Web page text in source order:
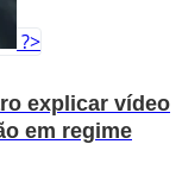
?>
explicar vídeo
em regime